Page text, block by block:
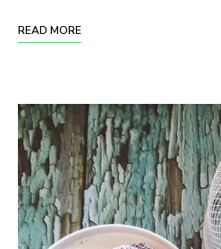
READ MORE